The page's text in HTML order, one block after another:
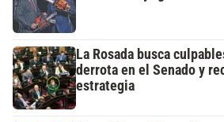
La Rosada busca
derrota en el Senado y
estrategia